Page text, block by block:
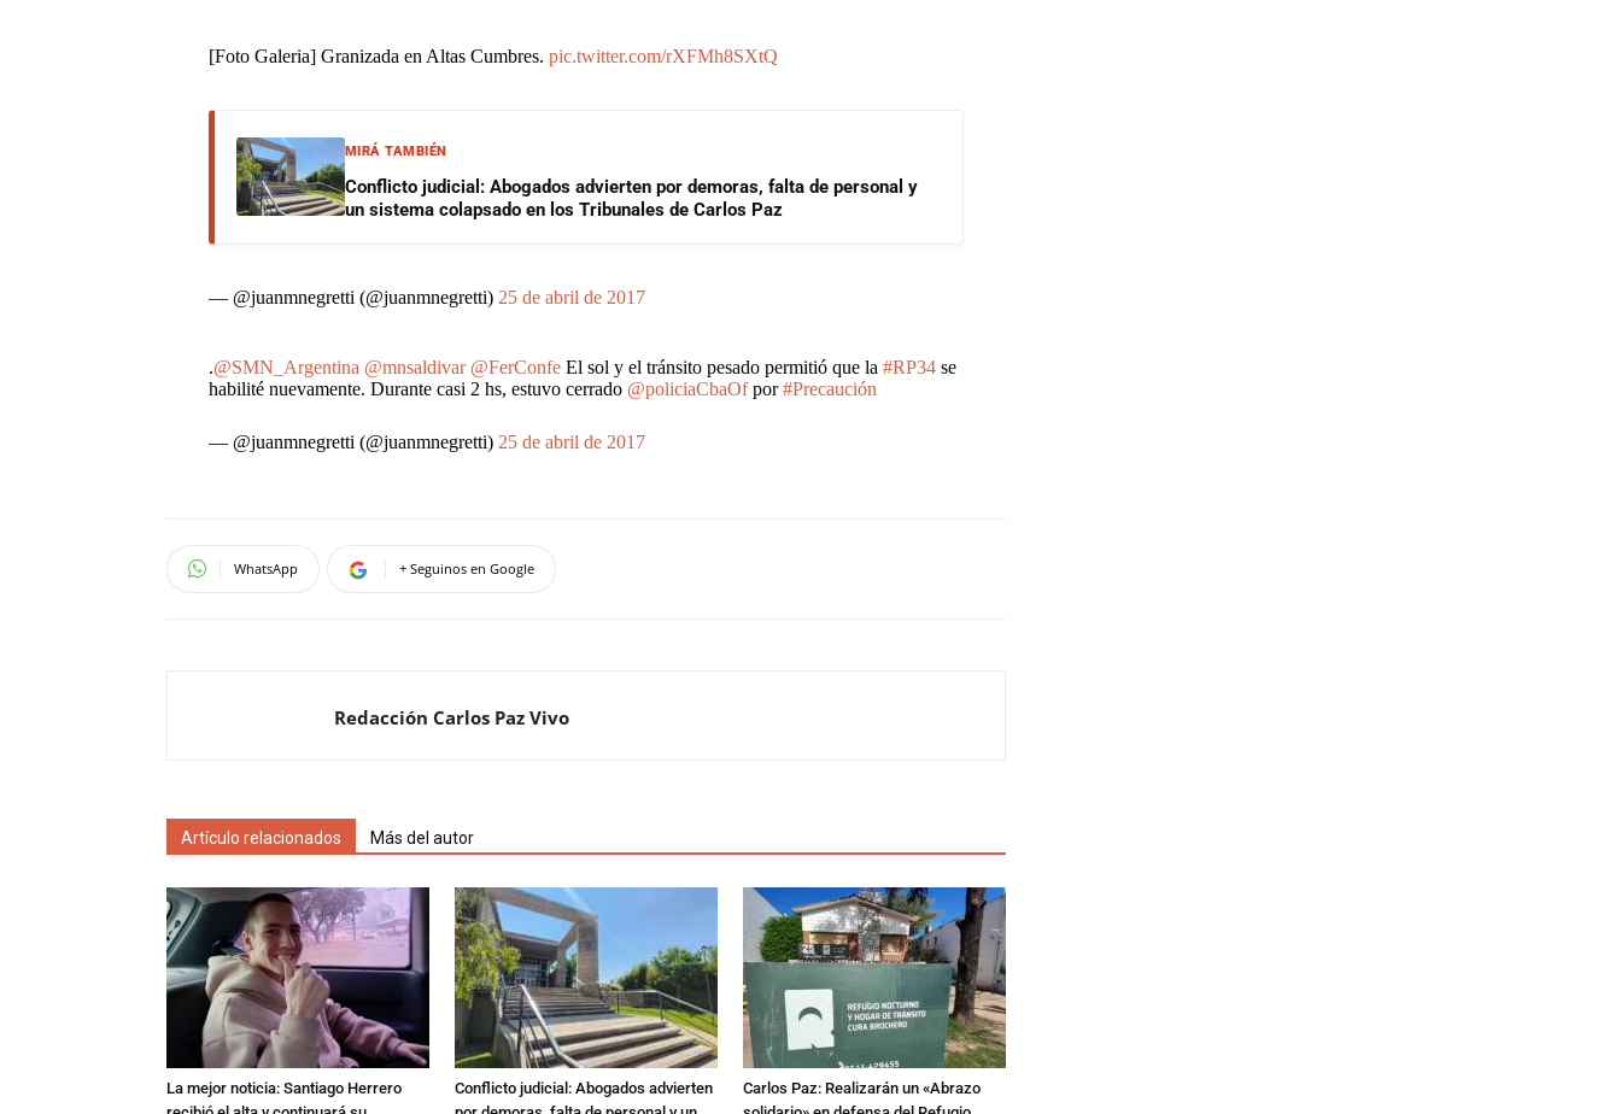
[Foto Galeria] Granizada en Altas Cumbres. pic.twitter.com/rXFMh8SXtQ
MIRÁ TAMBIÉN
Conflicto judicial: Abogados advierten por demoras, falta de personal y
un sistema colapsado en los Tribunales de Carlos Paz
— @juanmnegretti (@juanmnegretti) 25 de abril de 2017
.@SMN_Argentina @mnsaldivar @FerConfeEl sol y el tránsito pesado permitió que la #RP34se
habilité nuevamente. Durante casi 2 hs, estuvo cerrado @policiaCbaOfpor#Precaución
— @juanmnegretti (@juanmnegretti) 25 de abril de 2017
WhatsApp + Seguinos en Google
Redacción Carlos Paz Vivo
Artículo relacionados Más del autor
La mejor noticia: Santiago Herrero
Conflicto judicial: Abogados advierten
Carlos Paz: Realizarán un «Abrazo